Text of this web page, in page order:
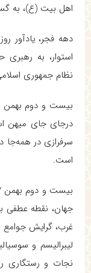
اهل بیت (ع)، به
دهه فجر، یادآور
استوار، به
نظام جمهوری
بیست و دوم بهمن
درجای جای میهن
سرفرازی در
است.
جهان، نقطه عطفی
غرب، گرایش جوامع
لیبرالیسم و
نجات و رستگاری